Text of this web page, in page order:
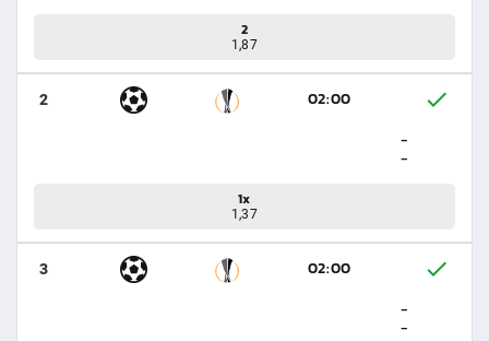
2
1,87
2
02:00
-
-
1x
1,37
3
02:00
-
-